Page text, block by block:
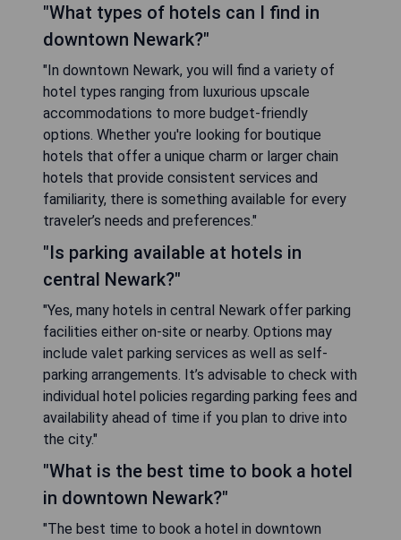
"What types of hotels can I find in
downtown Newark?"
"In downtown Newark, you will find a variety of
hotel types ranging from luxurious upscale
accommodations to more budget-friendly
options. Whether you're looking for boutique
hotels that offer a unique charm or larger chain
hotels that provide consistent services and
familiarity, there is something available for every
traveler’s needs and preferences."
"Is parking available at hotels in
central Newark?"
"Yes, many hotels in central Newark offer parking
facilities either on-site or nearby. Options may
include valet parking services as well as self-
parking arrangements. It’s advisable to check with
individual hotel policies regarding parking fees and
availability ahead of time if you plan to drive into
the city."
"What is the best time to book a hotel
in downtown Newark?"
"The best time to book a hotel in downtown